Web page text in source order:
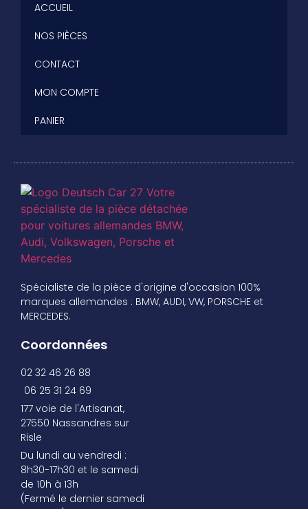
ACCUEIL
NOS PIÈCES
CONTACT
MON COMPTE
PANIER
Spécialiste de la pièce d'origine d'occasion 100%
marques allemandes : BMW, AUDI, VW, PORSCHE et
MERCEDES.
Coordonnées
02 32 46 26 88
06 25 31 24 69
177 voie de l'Artisanat,
27550 Nassandres sur
Risle
Du lundi au vendredi :
8h30-17h30 et le samedi
de 10h à 13h
(Fermé le dernier samedi